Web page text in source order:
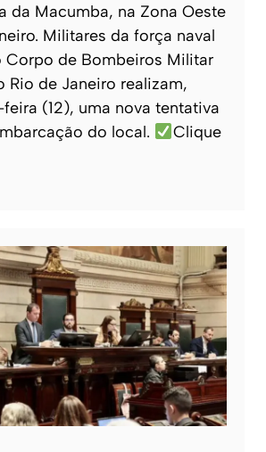
da Macumba, na Zona Oeste
Militares da força naval
Corpo de Bombeiros Militar
Rio de Janeiro realizam,
(12), uma nova tentativa
do local.
Clique